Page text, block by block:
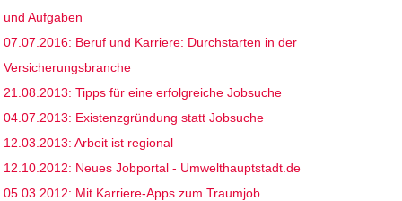
und Aufgaben
07.07.2016: Beruf und Karriere: Durchstarten in der
Versicherungsbranche
21.08.2013: Tipps für eine erfolgreiche Jobsuche
04.07.2013: Existenzgründung statt Jobsuche
12.03.2013: Arbeit ist regional
12.10.2012: Neues Jobportal - Umwelthauptstadt.de
05.03.2012: Mit Karriere-Apps zum Traumjob